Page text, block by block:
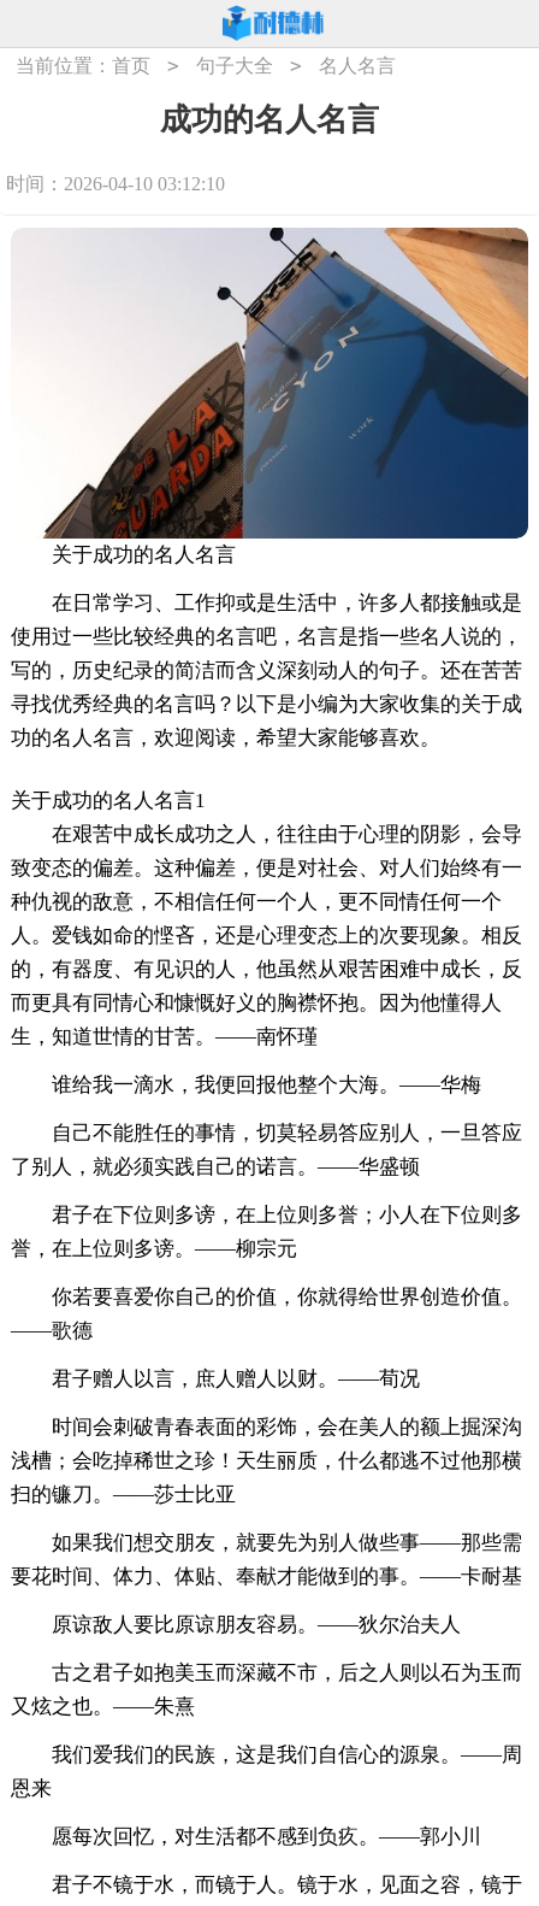
当前位置：首页 > 句子大全 > 名人名言
成功的名人名言
时间：2026-04-10 03:12:10
关于成功的名人名言
在日常学习、工作抑或是生活中，许多人都接触或是
使用过一些比较经典的名言吧，名言是指一些名人说的，
写的，历史纪录的简洁而含义深刻动人的句子。还在苦苦
寻找优秀经典的名言吗？以下是小编为大家收集的关于成
功的名人名言，欢迎阅读，希望大家能够喜欢。
关于成功的名人名言1
在艰苦中成长成功之人，往往由于心理的阴影，会导
致变态的偏差。这种偏差，便是对社会、对人们始终有一
种仇视的敌意，不相信任何一个人，更不同情任何一个
人。爱钱如命的悭吝，还是心理变态上的次要现象。相反
的，有器度、有见识的人，他虽然从艰苦困难中成长，反
而更具有同情心和慷慨好义的胸襟怀抱。因为他懂得人
生，知道世情的甘苦。——南怀瑾
谁给我一滴水，我便回报他整个大海。——华梅
自己不能胜任的事情，切莫轻易答应别人，一旦答应
了别人，就必须实践自己的诺言。——华盛顿
君子在下位则多谤，在上位则多誉；小人在下位则多
誉，在上位则多谤。——柳宗元
你若要喜爱你自己的价值，你就得给世界创造价值。
——歌德
君子赠人以言，庶人赠人以财。——荀况
时间会刺破青春表面的彩饰，会在美人的额上掘深沟
浅槽；会吃掉稀世之珍！天生丽质，什么都逃不过他那横
扫的镰刀。——莎士比亚
如果我们想交朋友，就要先为别人做些事——那些需
要花时间、体力、体贴、奉献才能做到的事。——卡耐基
原谅敌人要比原谅朋友容易。——狄尔治夫人
古之君子如抱美玉而深藏不市，后之人则以石为玉而
又炫之也。——朱熹
我们爱我们的民族，这是我们自信心的源泉。——周
恩来
愿每次回忆，对生活都不感到负疚。——郭小川
君子不镜于水，而镜于人。镜于水，见面之容，镜于